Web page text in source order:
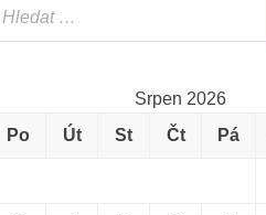
Srpen 2026
Po
Út St Čt Pá